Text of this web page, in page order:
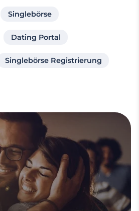
Singlebörse
Dating Portal
Singlebörse Registrierung